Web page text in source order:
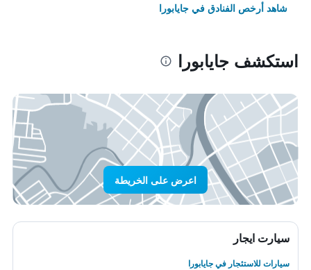
شاهد أرخص الفنادق في جايابورا
استكشف جايابورا
اعرض على الخريطة
سيارت ايجار
سيارات للاستئجار في جايابورا